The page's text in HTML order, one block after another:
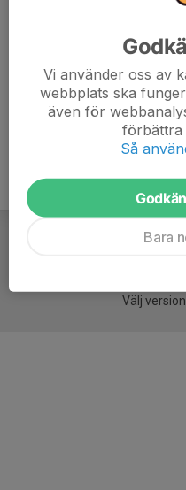
Välj
Vi använder oss av
webbplats ska
även för
förbättra
Så
Bara